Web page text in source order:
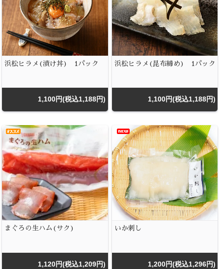
浜松ヒラメ(漬け丼) 1パック
1,100円(税込1,188円)
浜松ヒラメ(昆布締め) 1パック
1,100円(税込1,188円)
まぐろの生ハム(サク)
1,120円(税込1,209円)
いか刺し
1,200円(税込1,296円)